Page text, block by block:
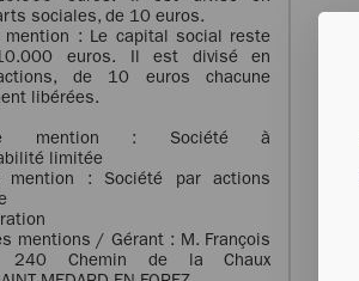
sociales, de 10 euros.
mention : Le capital social reste
euros. Il est divisé en
de 10 euros chacune
libérées.
mention : Société à
limitée
mention : Société par actions
mentions / Gérant : M. François
240 Chemin de la Chaux